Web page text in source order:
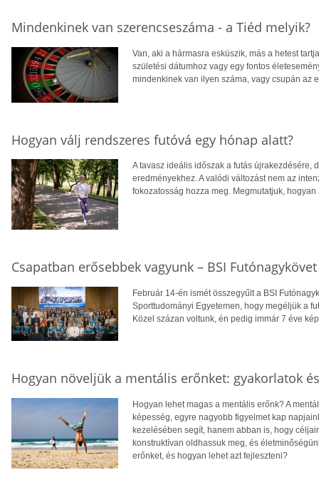
Mindenkinek van szerencseszáma - a Tiéd melyik?
Van, aki a hármasra esküszik, más a hetest
születési dátumhoz vagy egy fontos
mindenkinek van ilyen száma, vagy csupán az
Hogyan válj rendszeres futóvá egy hónap alatt?
A tavasz ideális időszak a futás újrakezdésére,
eredményekhez. A valódi változást nem az
fokozatosság hozza meg. Megmutatjuk,
Csapatban erősebbek vagyunk – BSI
Február 14-én ismét összegyűlt a BSI
Sporttudományi Egyetemen, hogy megéljük a
Közel százan voltunk, én pedig immár 7 éve
Hogyan növeljük a mentális erőnket: gyakorlatok
Hogyan lehet magas a mentális erőnk? A
képesség, egyre nagyobb figyelmet kap
kezelésében segít, hanem abban is, hogy
konstruktívan oldhassuk meg, és
erőnket, és hogyan lehet azt fejleszteni?